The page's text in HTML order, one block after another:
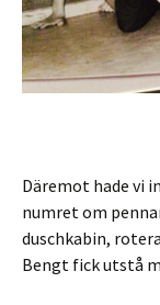
Däremot hade vi
numret om
duschkabin,
Bengt fick utstå